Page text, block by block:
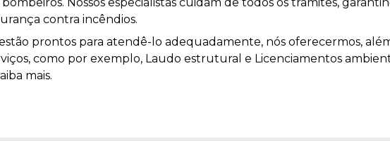
contra incêndios.
estão prontos para atendê-lo adequadamente, nós oferecermos,
como por exemplo, Laudo estrutural e Licenciamentos
mais.